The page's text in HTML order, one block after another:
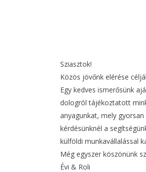
Sziasztok!
Közös jövőnk elérése
Egy kedves ismerősünk
dologról tájékoztatott
anyagunkat, mely
kérdésünknél a
külföldi munkavállalással
Még egyszer köszönünk
Évi & Roli